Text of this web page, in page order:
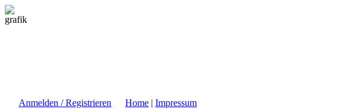
Anmelden / Registrieren Home | Impressum